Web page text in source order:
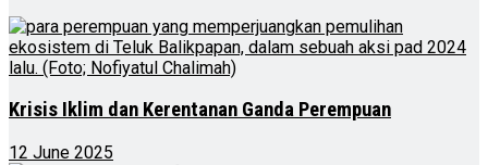
Krisis Iklim dan Kerentanan Ganda Perempuan
12 June 2025